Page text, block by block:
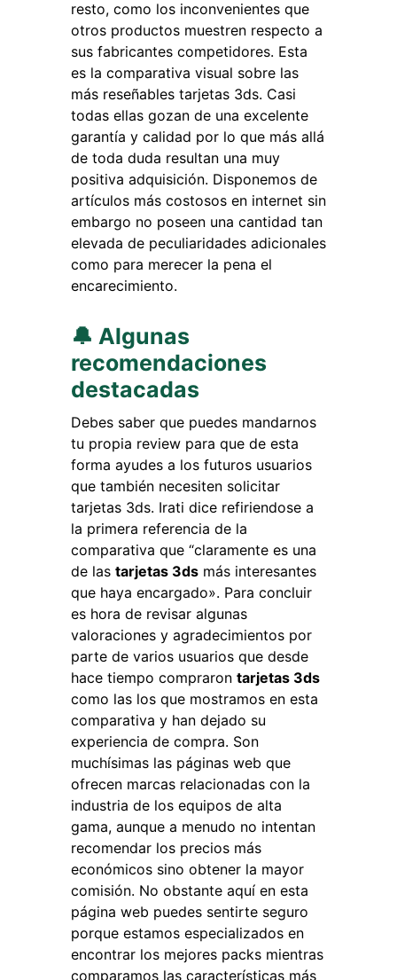
resto, como los inconvenientes que
otros productos muestren respecto a
sus fabricantes competidores. Esta
es la comparativa visual sobre las
más reseñables tarjetas 3ds. Casi
todas ellas gozan de una excelente
garantía y calidad por lo que más allá
de toda duda resultan una muy
positiva adquisición. Disponemos de
artículos más costosos en internet sin
embargo no poseen una cantidad tan
elevada de peculiaridades adicionales
como para merecer la pena el
encarecimiento.
🔔 Algunas
recomendaciones
destacadas
Debes saber que puedes mandarnos
tu propia review para que de esta
forma ayudes a los futuros usuarios
que también necesiten solicitar
tarjetas 3ds. Irati dice refiriendose a
la primera referencia de la
comparativa que “claramente es una
de las tarjetas 3ds más interesantes
que haya encargado». Para concluir
es hora de revisar algunas
valoraciones y agradecimientos por
parte de varios usuarios que desde
hace tiempo compraron tarjetas 3ds
como las los que mostramos en esta
comparativa y han dejado su
experiencia de compra. Son
muchísimas las páginas web que
ofrecen marcas relacionadas con la
industria de los equipos de alta
gama, aunque a menudo no intentan
recomendar los precios más
económicos sino obtener la mayor
comisión. No obstante aquí en esta
página web puedes sentirte seguro
porque estamos especializados en
encontrar los mejores packs mientras
comparamos las características más